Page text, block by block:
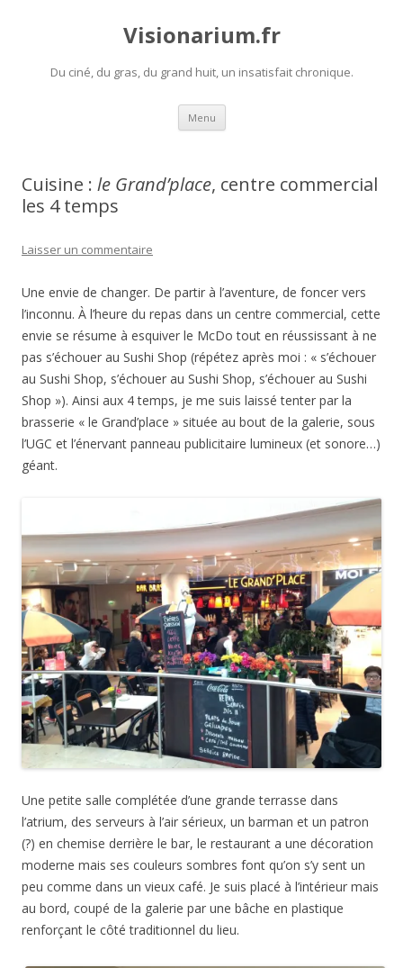
Visionarium.fr
Du ciné, du gras, du grand huit, un insatisfait chronique.
Menu Aller
contenu
Cuisine : le Grand’place, centre commercial
les 4 temps
Laisser un commentaire
Une envie de changer. De partir à l’aventure, de foncer vers
l’inconnu. À l’heure du repas dans un centre commercial, cette
envie se résume à esquiver le McDo tout en réussissant à ne
pas s’échouer au Sushi Shop (répétez après moi : « s’échouer
au Sushi Shop, s’échouer au Sushi Shop, s’échouer au Sushi
Shop »). Ainsi aux 4 temps, je me suis laissé tenter par la
brasserie « le Grand’place » située au bout de la galerie, sous
l’UGC et l’énervant panneau publicitaire lumineux (et sonore…)
géant.
Une petite salle complétée d’une grande terrasse dans
l’atrium, des serveurs à l’air sérieux, un barman et un patron
(?) en chemise derrière le bar, le restaurant a une décoration
moderne mais ses couleurs sombres font qu’on s’y sent un
peu comme dans un vieux café. Je suis placé à l’intérieur mais
au bord, coupé de la galerie par une bâche en plastique
renforçant le côté traditionnel du lieu.